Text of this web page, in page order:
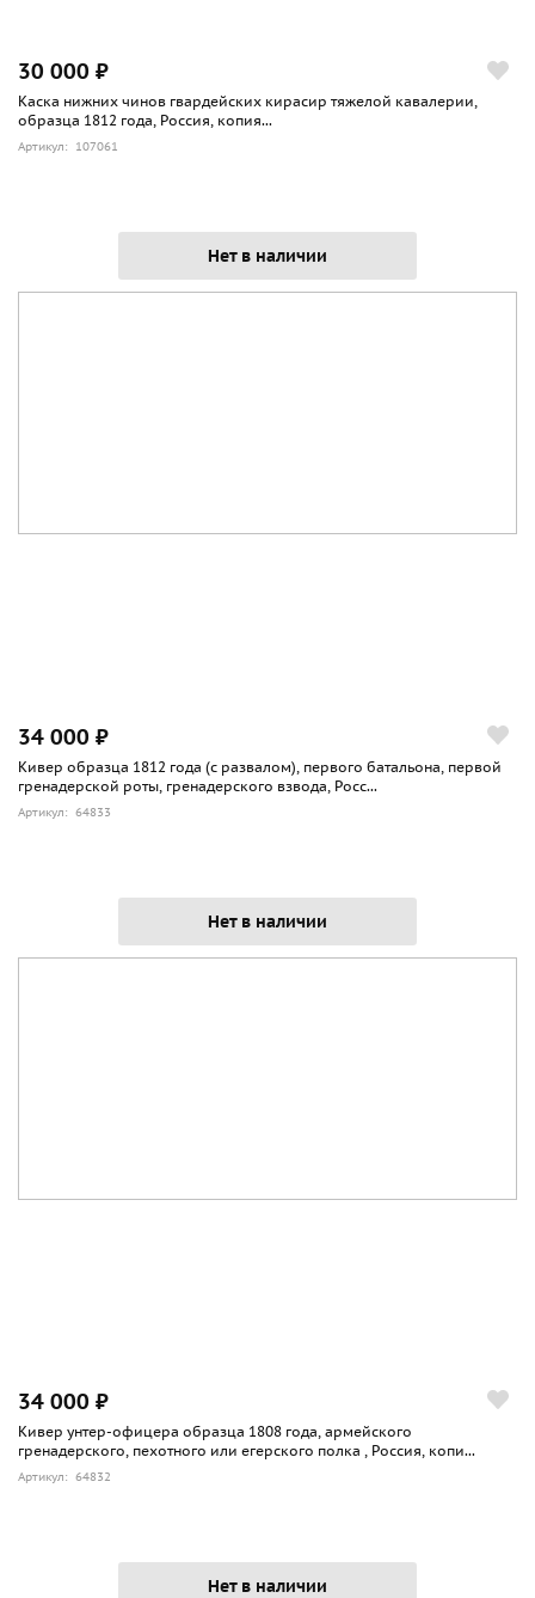
30 000 ₽
Каска нижних чинов гвардейских кирасир тяжелой кавалерии,
образца 1812 года, Россия, копия...
Артикул: 107061
Нет в наличии
34 000 ₽
Кивер образца 1812 года (с развалом), первого батальона, первой
гренадерской роты, гренадерского взвода, Росс...
Артикул: 64833
Нет в наличии
34 000 ₽
Кивер унтер-офицера образца 1808 года, армейского
гренадерского, пехотного или егерского полка , Россия, копи...
Артикул: 64832
Нет в наличии